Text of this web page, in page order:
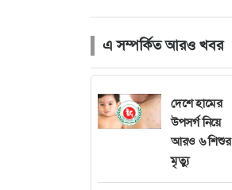
এ সম্পর্কিত আরও খবর
দেশে হামের
উপসর্গ নিয়ে
আরও ৬ শিশুর
মৃত্যু